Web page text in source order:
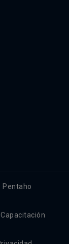
Pentaho
Capacitación